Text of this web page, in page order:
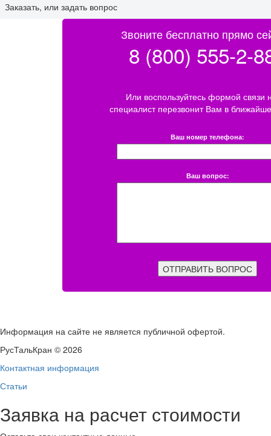
Заказать, или задать вопрос
Звоните бесплатно прямо
8 (800) 555-2-
Или воспользуйтесь формой связи
специалист перезвонит Вам в
Ваш номер телефона:
Ваш вопрос:
ОТПРАВИТЬ ВОПРОС
Информация на сайте не является публичной офертой.
РусТальКран © 2026
Контактная информация
Статьи
Заявка на расчет стоимости